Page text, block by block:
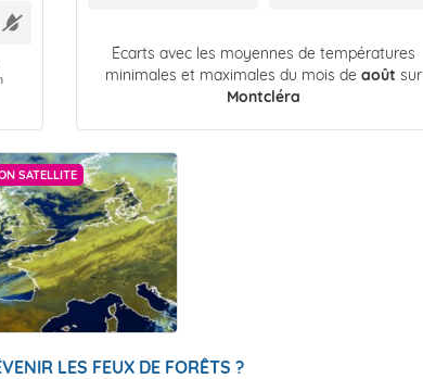
Écarts avec les moyennes de températures
minimales et maximales du mois de août sur
Montcléra
SATELLITE
LES FEUX DE FORÊTS ?